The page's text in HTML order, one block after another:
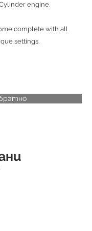
engine.
complete with all
settings.